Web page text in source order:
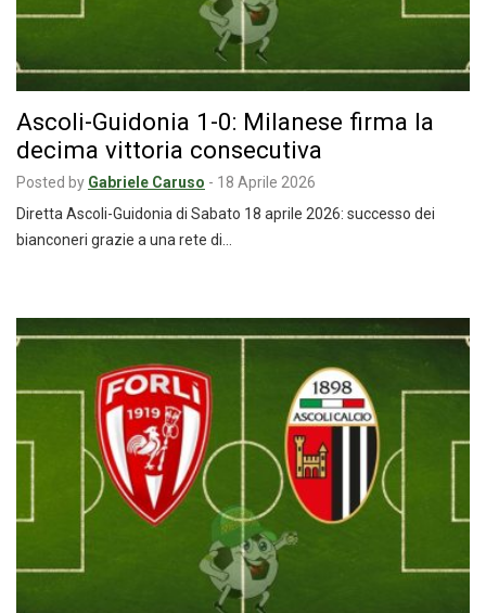
Ascoli-Guidonia 1-0: Milanese firma la
decima vittoria consecutiva
Posted by Gabriele Caruso - 18 Aprile 2026
Diretta Ascoli-Guidonia di Sabato 18 aprile 2026: successo dei
bianconeri grazie a una rete di…